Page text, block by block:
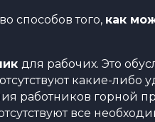
способов того, как
для рабочих. Это
какие-либо
работников горной
все